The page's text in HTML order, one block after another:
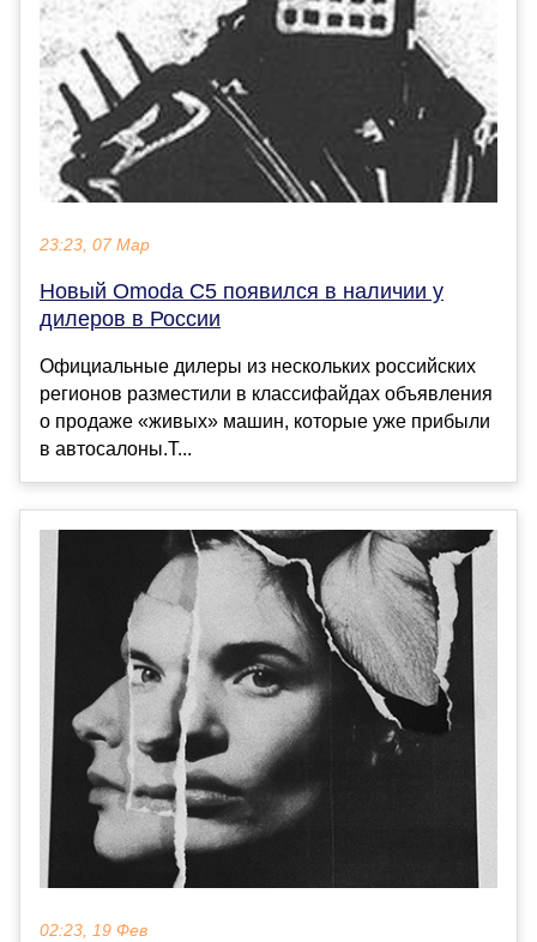
23:23, 07 Мар
Новый Omoda C5 появился в наличии у
дилеров в России
Официальные дилеры из нескольких российских
регионов разместили в классифайдах объявления
о продаже «живых» машин, которые уже прибыли
в автосалоны.Т...
02:23, 19 Фев